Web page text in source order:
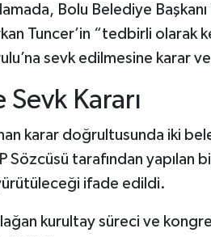
Bolu Belediye
Tuncer’in “tedbirli olarak
sevk edilmesine karar
Kararı
karar doğrultusunda iki
Sözcüsü tarafından yapılan
ifade edildi.
kurultay süreci ve